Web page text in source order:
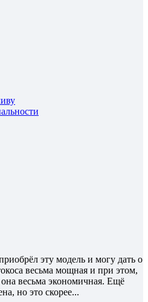
эту модель и могу дать о
весьма мощная и при этом,
она весьма экономичная. Ещё
но это скорее...